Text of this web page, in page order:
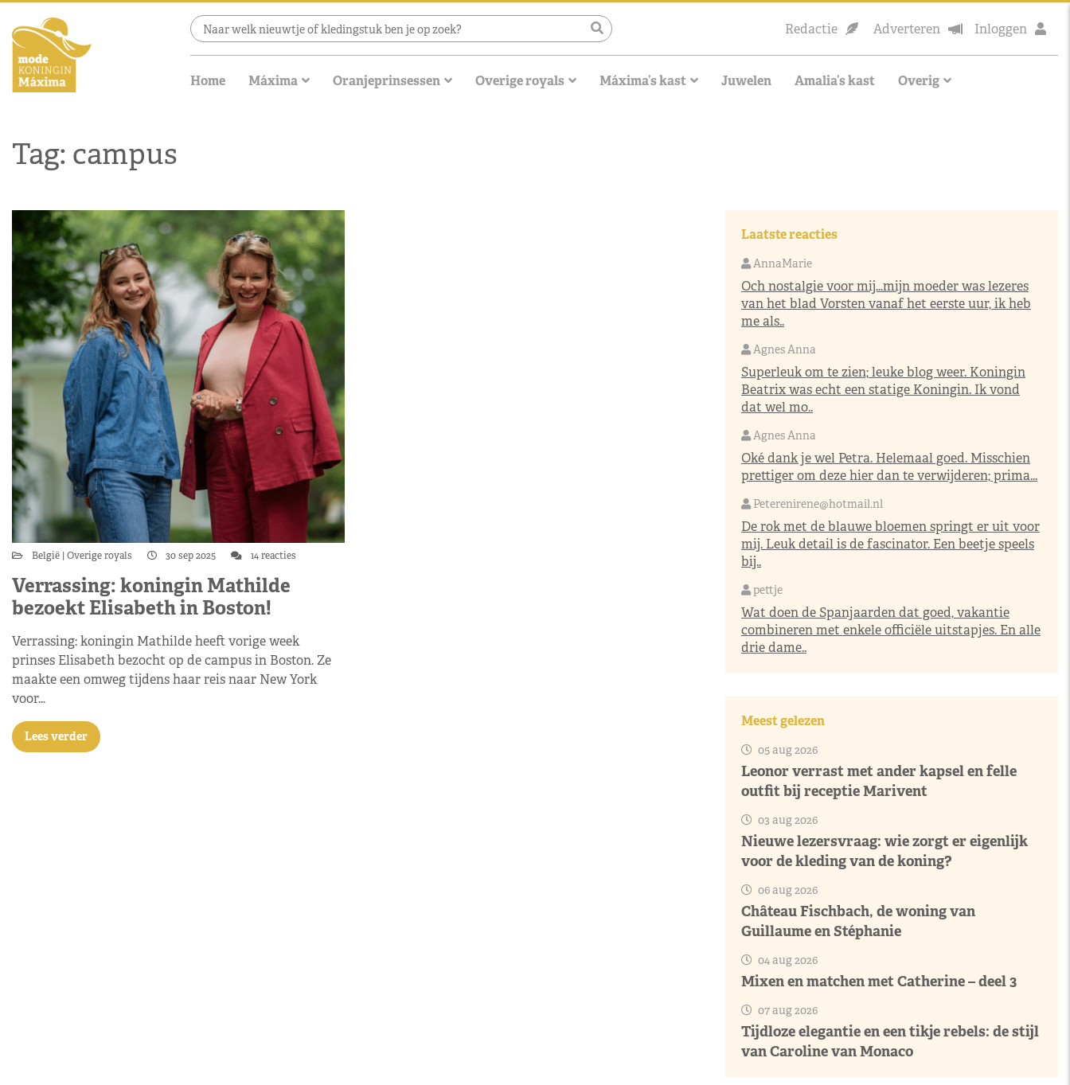
Redactie Adverteren Inloggen
Home Máxima Oranjeprinsessen Overige royals Máxima’s kast Juwelen Amalia’s kast Overig
Tag: campus
België Overige royals 30 sep 2025 14 reacties
Verrassing: koningin Mathilde
bezoekt Elisabeth in Boston!
Verrassing: koningin Mathilde heeft vorige week
prinses Elisabeth bezocht op de campus in Boston. Ze
maakte een omweg tijdens haar reis naar New York
voor…
Lees verder
Laatste reacties
AnnaMarie
Och nostalgie voor mij…mijn moeder was lezeres
van het blad Vorsten vanaf het eerste uur, ik heb
me als..
Agnes Anna
Superleuk om te zien; leuke blog weer. Koningin
Beatrix was echt een statige Koningin. Ik vond
dat wel mo..
Agnes Anna
Oké dank je wel Petra. Helemaal goed. Misschien
prettiger om deze hier dan te verwijderen; prima...
Peterenirene@hotmail.nl
De rok met de blauwe bloemen springt er uit voor
mij. Leuk detail is de fascinator. Een beetje speels
bij..
pettje
Wat doen de Spanjaarden dat goed, vakantie
combineren met enkele officiële uitstapjes. En alle
drie dame..
Meest gelezen
05 aug 2026
Leonor verrast met ander kapsel en felle
outfit bij receptie Marivent
03 aug 2026
Nieuwe lezersvraag: wie zorgt er eigenlijk
voor de kleding van de koning?
06 aug 2026
Château Fischbach, de woning van
Guillaume en Stéphanie
04 aug 2026
Mixen en matchen met Catherine – deel 3
07 aug 2026
Tijdloze elegantie en een tikje rebels: de stijl
van Caroline van Monaco